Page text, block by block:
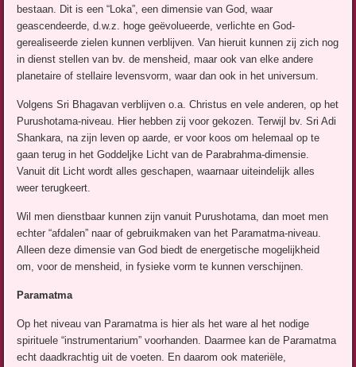
bestaan. Dit is een “Loka”, een dimensie van God, waar
geascendeerde, d.w.z. hoge geëvolueerde, verlichte en God-
gerealiseerde zielen kunnen verblijven. Van hieruit kunnen zij zich nog
in dienst stellen van bv. de mensheid, maar ook van elke andere
planetaire of stellaire levensvorm, waar dan ook in het universum.
Volgens Sri Bhagavan verblijven o.a. Christus en vele anderen, op het
Purushotama-niveau. Hier hebben zij voor gekozen. Terwijl bv. Sri Adi
Shankara, na zijn leven op aarde, er voor koos om helemaal op te
gaan terug in het Goddeljke Licht van de Parabrahma-dimensie.
Vanuit dit Licht wordt alles geschapen, waarnaar uiteindelijk alles
weer terugkeert.
Wil men dienstbaar kunnen zijn vanuit Purushotama, dan moet men
echter “afdalen” naar of gebruikmaken van het Paramatma-niveau.
Alleen deze dimensie van God biedt de energetische mogelijkheid
om, voor de mensheid, in fysieke vorm te kunnen verschijnen.
Paramatma
Op het niveau van Paramatma is hier als het ware al het nodige
spirituele “instrumentarium” voorhanden. Daarmee kan de Paramatma
echt daadkrachtig uit de voeten. En daarom ook materiële,